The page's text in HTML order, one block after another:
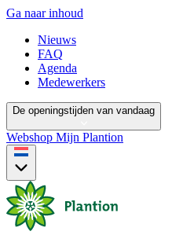
Ga naar inhoud
Nieuws
FAQ
Agenda
Medewerkers
De openingstijden van vandaag
Webshop Mijn Plantion